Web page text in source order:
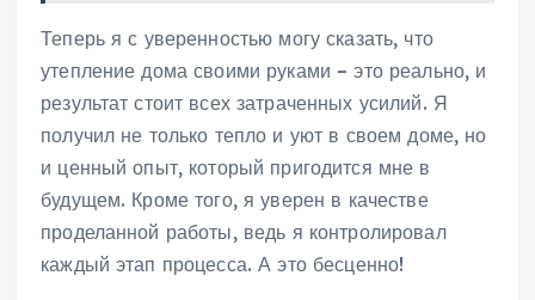
Теперь я с уверенностью могу сказать, что
утепление дома своими руками – это реально, и
результат стоит всех затраченных усилий. Я
получил не только тепло и уют в своем доме, но
и ценный опыт, который пригодится мне в
будущем. Кроме того, я уверен в качестве
проделанной работы, ведь я контролировал
каждый этап процесса. А это бесценно!